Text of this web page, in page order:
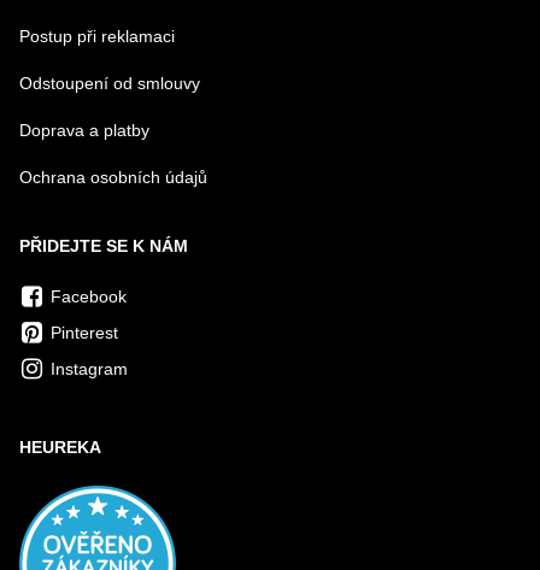
Postup při reklamaci
Odstoupení od smlouvy
Doprava a platby
Ochrana osobních údajů
PŘIDEJTE SE K NÁM
Facebook
Pinterest
Instagram
HEUREKA